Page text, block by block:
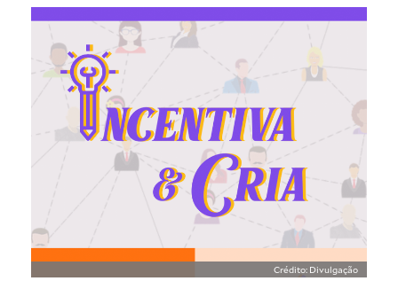
Crédito: Divulgação